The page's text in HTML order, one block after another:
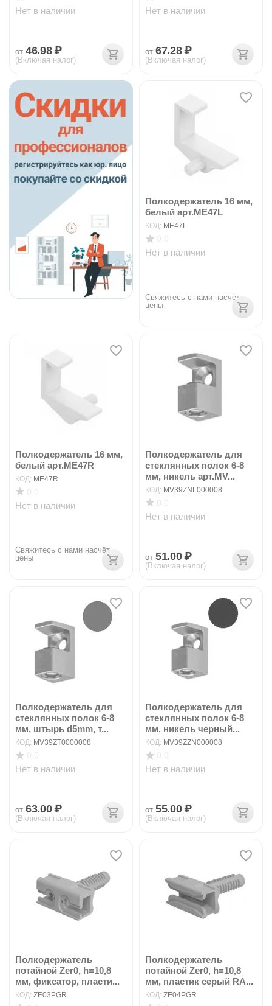
Нет в наличии
от 46.98 ₽
(Включая налог)
Нет в наличии
от 67.28 ₽
(Включая налог)
Полкодержатель 16 мм,
белый арт.ME47L
КОД: ME47L
Нет в наличии
Свяжитесь с нами насчёт
цены
Полкодержатель 16 мм,
белый арт.ME47R
КОД: ME47R
Нет в наличии
Свяжитесь с нами насчёт
цены
Полкодержатель для
стеклянных полок 6-8
мм, никель арт.MV...
КОД: MV39ZNL000008
Нет в наличии
от 51.00 ₽
(Включая налог)
Полкодержатель для
стеклянных полок 6-8
мм, штырь d5mm, т...
КОД: MV39ZT0000008
Нет в наличии
от 63.00 ₽
(Включая налог)
Полкодержатель для
стеклянных полок 6-8
мм, никель черный...
КОД: MV39ZZN000008
Нет в наличии
от 55.00 ₽
(Включая налог)
Полкодержатель
потайной Zer0, h=10,8
мм, фиксатор, пласти...
КОД: ZE03PGR
Полкодержатель
потайной Zer0, h=10,8
мм, пластик серый RA...
КОД: ZE04PGR